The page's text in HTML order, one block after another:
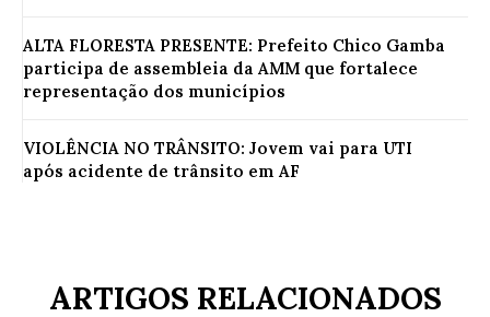
ALTA FLORESTA PRESENTE: Prefeito Chico Gamba
participa de assembleia da AMM que fortalece
representação dos municípios
VIOLÊNCIA NO TRÂNSITO: Jovem vai para UTI
após acidente de trânsito em AF
ARTIGOS RELACIONADOS